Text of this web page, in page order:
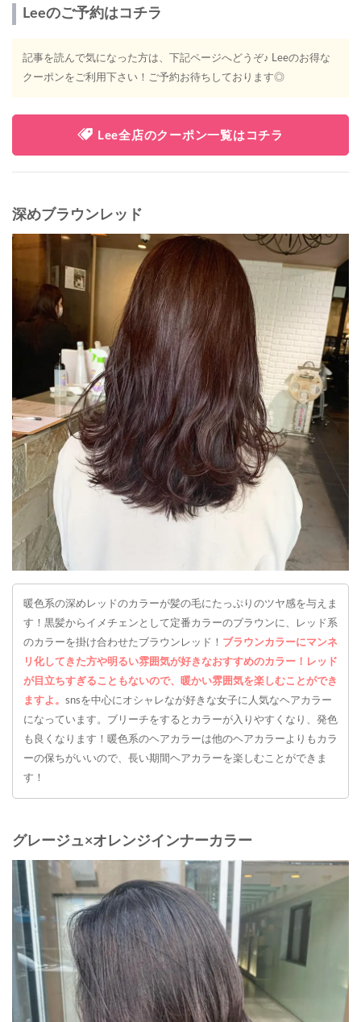
Leeのご予約はコチラ
記事を読んで気になった方は、下記ページへどうぞ♪ Leeのお得な
クーポンをご利用下さい！ご予約お待ちしております◎
Lee全店のクーポン一覧はコチラ
深めブラウンレッド
暖色系の深めレッドのカラーが髪の毛にたっぷりのツヤ感を与えま
す！黒髪からイメチェンとして定番カラーのブラウンに、レッド系
のカラーを掛け合わせたブラウンレッド！ ブラウンカラーにマンネ
リ化してきた方や明るい雰囲気が好きなおすすめのカラー！レッド
が目立ちすぎることもないので、暖かい雰囲気を楽しむことができ
ますよ。 snsを中心にオシャレなが好きな女子に人気なヘアカラー
になっています。ブリーチをするとカラーが入りやすくなり、発色
も良くなります！暖色系のヘアカラーは他のヘアカラーよりもカラ
ーの保ちがいいので、長い期間ヘアカラーを楽しむことができま
す！
グレージュ×オレンジインナーカラー